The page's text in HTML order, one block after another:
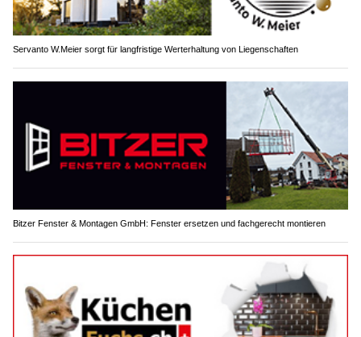
Servanto W.Meier sorgt für langfristige Werterhaltung von Liegenschaften
Bitzer Fenster & Montagen GmbH: Fenster ersetzen und fachgerecht montieren